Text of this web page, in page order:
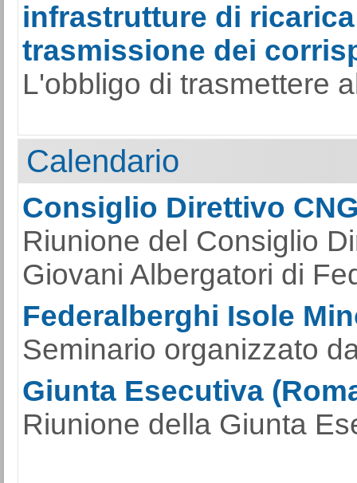
infrastrutture di
trasmissione dei
L'obbligo di trasmettere
Calendario
Consiglio Direttivo
Riunione del Consiglio
Giovani Albergatori di
Federalberghi Isole
Seminario organizzato
Giunta Esecutiva
Riunione della Giunta